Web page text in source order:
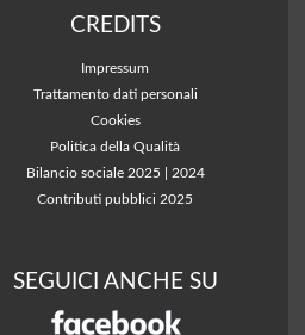
CREDITS
Impressum
Trattamento dati personali
Cookies
Politica della Qualità
Bilancio sociale 2025
2024
Contributi pubblici 2025
SEGUICI ANCHE SU